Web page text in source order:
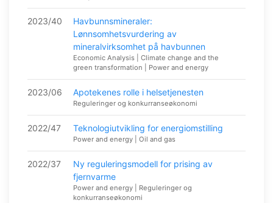
2023/40
Havbunnsmineraler:
Lønnsomhetsvurdering av
mineralvirksomhet på havbunnen
Economic Analysis | Climate change and the
green transformation | Power and energy
2023/06 Apotekenes rolle i helsetjenesten
Reguleringer og konkurranseøkonomi
2022/47 Teknologiutvikling for energiomstilling
Power and energy | Oil and gas
2022/37
Ny reguleringsmodell for prising av
fjernvarme
Power and energy | Reguleringer og
konkurranseøkonomi